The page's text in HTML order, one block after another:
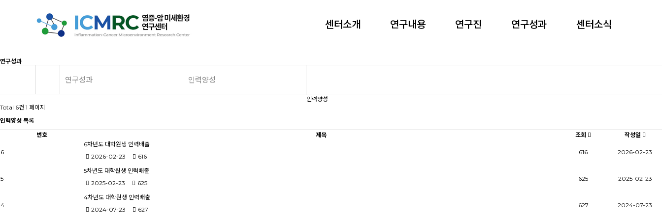
센터소개 연구내용 연구진 연구성과 센터소식
연구성과
연구성과 인력양성
인력양성
Total 6건 1 페이지
인력양성 목록
번호
제목 조회 작성일
6
6차년도 대학원생 인력배출
2026-02-23
616
616 2026-02-23
5
5차년도 대학원생 인력배출
2025-02-23
625
625 2025-02-23
4
4차년도 대학원생 인력배출
2024-07-23
627
627 2024-07-23